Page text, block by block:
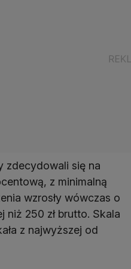
zdecydowali się na
z minimalną
wzrosły wówczas o
niż 250 zł brutto. Skala
z najwyższej od